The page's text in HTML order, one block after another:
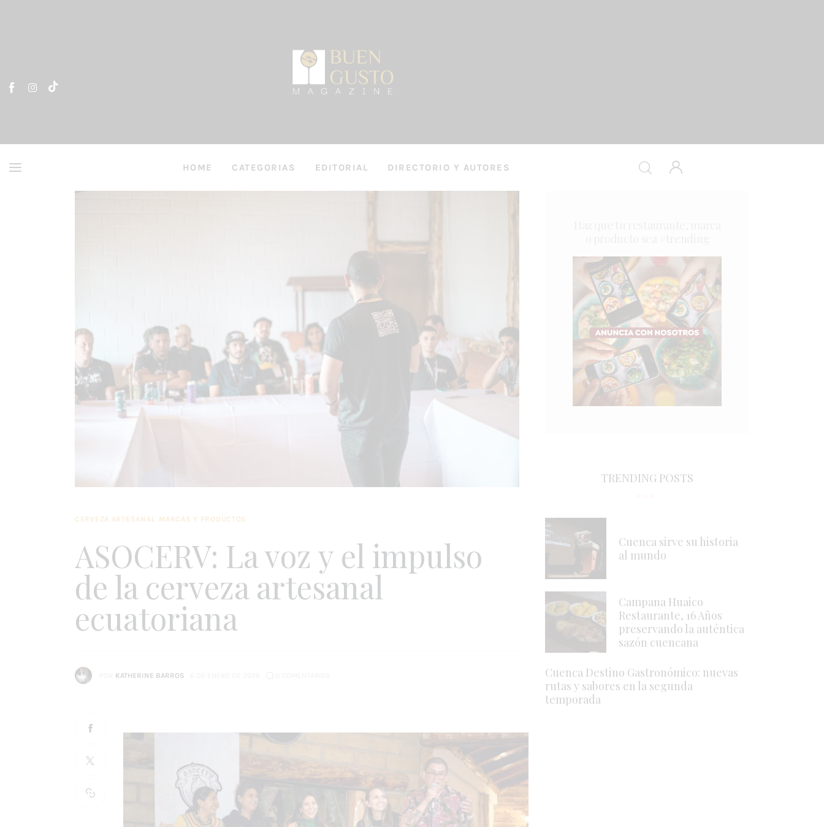
HOME CATEGORIAS EDITORIAL DIRECTORIO Y AUTORES
CERVEZA ARTESANAL MARCAS Y PRODUCTOS
ASOCERV: La voz y el impulso
de la cerveza artesanal
ecuatoriana
KATHERINE BARROS
TRENDING POSTS
Cuenca sirve su historia
al mundo
Campana Huaico
Restaurante, 16 Años
preservando la auténtica
sazón cuencana
Cuenca Destino Gastronómico: nuevas
rutas y sabores en la segunda
temporada